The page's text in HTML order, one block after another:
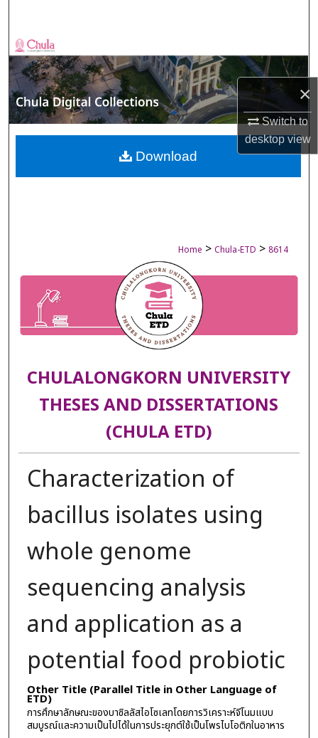
×
Switch to
desktopview
Browse Collections
My Account
About
Digital Commons Network™
Home > Chula-ETD > 8614
CHULALONGKORN UNIVERSITY
THESES AND DISSERTATIONS
(CHULA ETD)
Characterization of
bacillus isolates using
whole genome
sequencing analysis
and application as a
potential food probiotic
Other Title (Parallel Title in Other Language of
ETD)
การศึกษาลักษณะของบาซิลลัสไอโซเลทโดยการวิเคราะห์จีโนมแบบ
สมบูรณ์และความเป็นไปได้ในการประยุกต์ใช้เป็นโพรไบโอติกในอาหาร
Download